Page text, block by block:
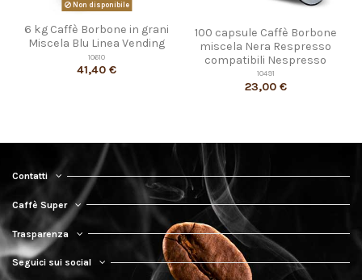
Non disponibile
6 kg Caffè Borbone in grani
Miscela Blu Linea Vending
10610
41,40 €
100 capsule Caffè Borbone
miscela Nera Respresso
compatibili Nespresso
10491
23,00 €
Contatti
Caffè Super
Trasparenza
Seguici sui social